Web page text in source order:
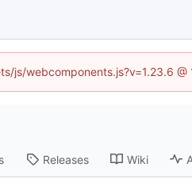
webcomponents.js?v=1.23.6
Releases Wiki